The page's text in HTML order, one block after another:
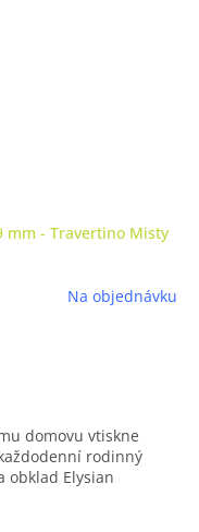
mm - Travertino Misty
Na objednávku
domovu vtiskne
rodinný
obklad Elysian